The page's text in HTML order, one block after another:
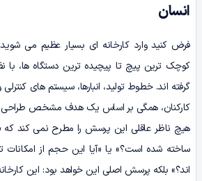
انسان
فرض کنید وارد کارخانه ای بسیار عظیم می
کوچک ترین پیچ تا پیچیده ترین دستگاه ها، با
گرفته اند. خطوط تولید، انبارها، سیستم های
کارکنان، همگی بر اساس یک هدف مشخص طراحی
هیچ ناظر عاقلی این پرسش را مطرح نمی کند
ساخته شده است؟» یا «آیا این حجم از امکانات
اند؟» بلکه پرسش اصلی این خواهد بود: این